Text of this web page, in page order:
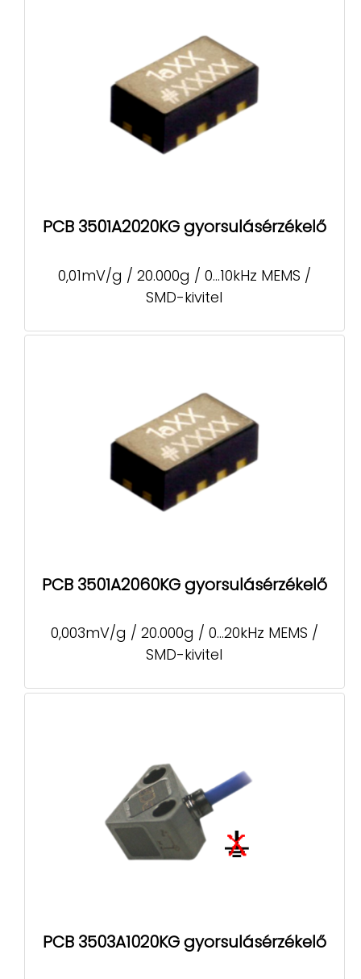
PCB 3501A2020KG gyorsulásérzékelő
0,01mV/g / 20.000g / 0...10kHz MEMS /
SMD-kivitel
PCB 3501A2060KG gyorsulásérzékelő
0,003mV/g / 20.000g / 0...20kHz MEMS /
SMD-kivitel
PCB 3503A1020KG gyorsulásérzékelő